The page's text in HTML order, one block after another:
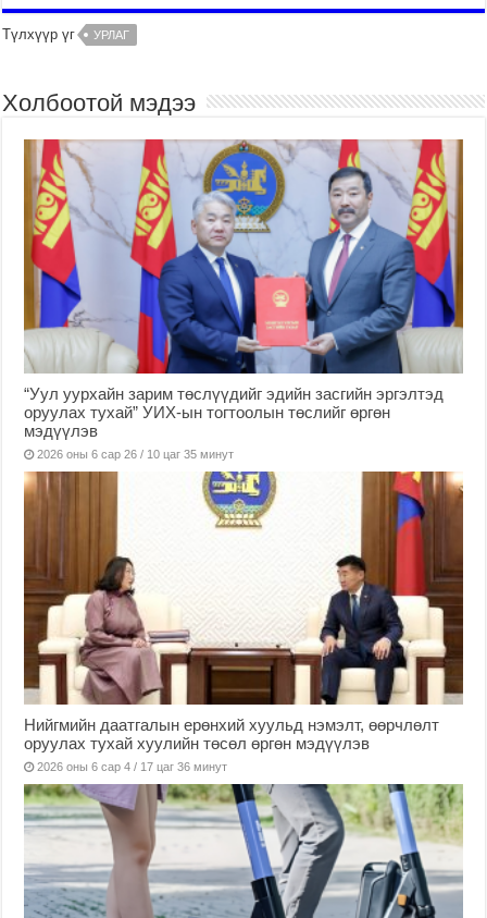
Түлхүүр үг УРЛАГ
Холбоотой мэдээ
“Уул уурхайн зарим төслүүдийг эдийн засгийн эргэлтэд
оруулах тухай” УИХ-ын тогтоолын төслийг өргөн
мэдүүлэв
2026 оны 6 сар 26 / 10 цаг 35 минут
Нийгмийн даатгалын ерөнхий хуульд нэмэлт, өөрчлөлт
оруулах тухай хуулийн төсөл өргөн мэдүүлэв
2026 оны 6 сар 4 / 17 цаг 36 минут